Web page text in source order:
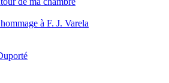
à F. J. Varela